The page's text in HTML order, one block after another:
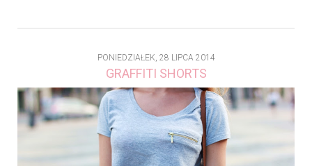
PONIEDZIAŁEK, 28 LIPCA 2014
GRAFFITI SHORTS